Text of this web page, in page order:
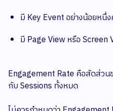
มี Key Event อย่างน้อยหนึ่ง
มี Page View หรือ Screen
Engagement Rate คือสัดส่วน
กับ Sessions ทั้งหมด